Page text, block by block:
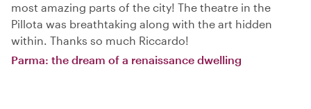
most amazing parts of the city! The theatre in the
Pillota was breathtaking along with the art hidden
within. Thanks so much Riccardo!
Parma: the dream of a renaissance dwelling